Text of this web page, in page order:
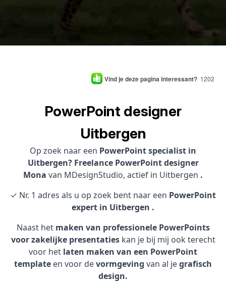
Vind je deze pagina interessant? 1202
PowerPoint designer
Uitbergen
Op zoek naar een PowerPoint specialist in
Uitbergen? Freelance PowerPoint designer
Mona van MDesignStudio, actief in Uitbergen .
✓ Nr. 1 adres als u op zoek bent naar een PowerPoint
expert in Uitbergen .
Naast het maken van professionele PowerPoints
voor zakelijke presentatieskan je bij mij ook terecht
voor het laten maken van een PowerPoint
template en voor devormgeving van al jegrafisch
design.